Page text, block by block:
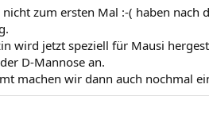
zum ersten Mal :-( haben nach
wird jetzt speziell für Mausi
D-Mannose an.
machen wir dann auch nochmal